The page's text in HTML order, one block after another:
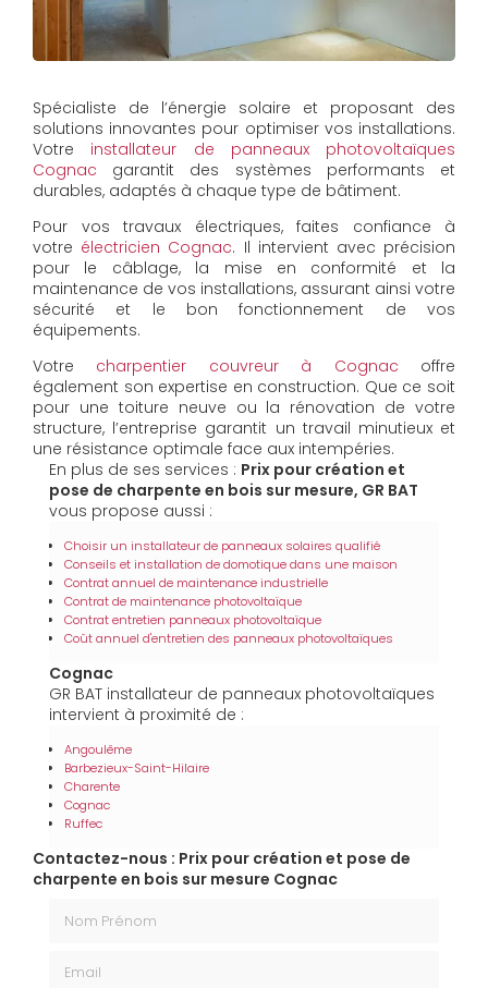
Spécialiste de l’énergie solaire et proposant des
solutions innovantes pour optimiser vos installations.
Votre installateur de panneaux photovoltaïques
Cognac garantit des systèmes performants et
durables, adaptés à chaque type de bâtiment.
Pour vos travaux électriques, faites confiance à
votre électricien Cognac. Il intervient avec précision
pour le câblage, la mise en conformité et la
maintenance de vos installations, assurant ainsi votre
sécurité et le bon fonctionnement de vos
équipements.
Votre charpentier couvreur à Cognac offre
également son expertise en construction. Que ce soit
pour une toiture neuve ou la rénovation de votre
structure, l’entreprise garantit un travail minutieux et
une résistance optimale face aux intempéries.
En plus de ses services : Prix pour création et
pose de charpente en bois sur mesure, GR BAT
vous propose aussi :
Choisir un installateur de panneaux solaires qualifié
Conseils et installation de domotique dans une maison
Contrat annuel de maintenance industrielle
Contrat de maintenance photovoltaïque
Contrat entretien panneaux photovoltaïque
Coût annuel d'entretien des panneaux photovoltaïques
Cognac
GR BAT installateur de panneaux photovoltaïques
intervient à proximité de :
Angoulême
Barbezieux-Saint-Hilaire
Charente
Cognac
Ruffec
Contactez-nous : Prix pour création et pose de
charpente en bois sur mesure Cognac